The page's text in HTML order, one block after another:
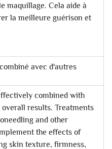
maquillage. Cela aide à
la meilleure guérison et
avec d'autres
combined with
results. Treatments
and other
the effects of
skin texture, firmness,